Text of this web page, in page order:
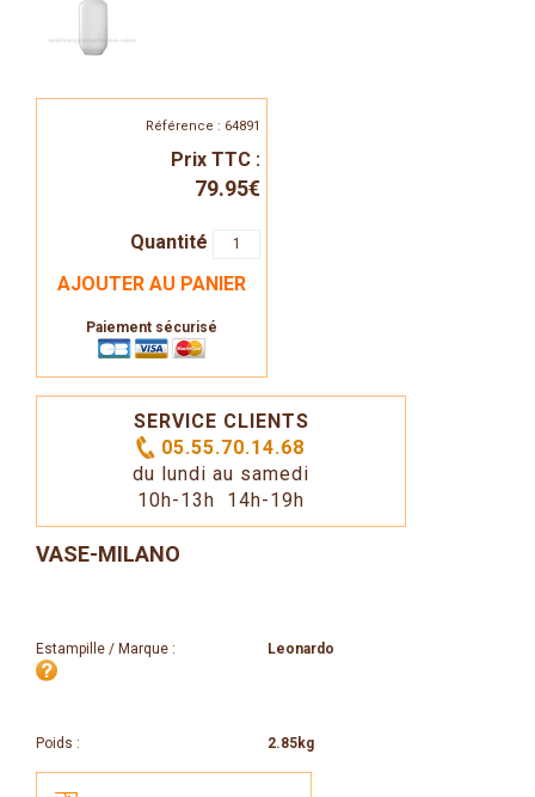
Référence : 64891
Prix TTC :
79.95€
Quantité
AJOUTER AU PANIER
Paiement sécurisé
SERVICE CLIENTS
05.55.70.14.68
du lundi au samedi
10h-13h 14h-19h
VASE-MILANO
Estampille / Marque : Leonardo
Poids : 2.85kg